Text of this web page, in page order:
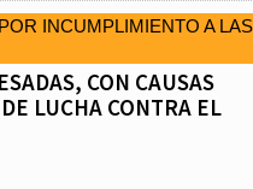
CON CAUSAS
LUCHA CONTRA EL